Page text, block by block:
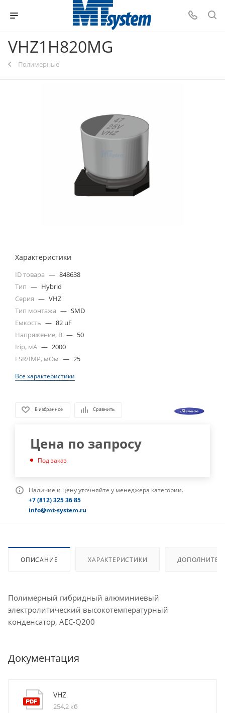
VHZ1H820MG
Полимерные
Характеристики
ID товара — 848638
Тип — Hybrid
Серия — VHZ
Тип монтажа — SMD
Емкость — 82 uF
Напряжение, В — 50
Irip, мА — 2000
ESR/IMP, мОм — 25
Все характеристики
В избранное Сравнить
Цена по запросу
Под заказ
Наличие и цену уточняйте у менеджера категории.
+7 (812) 325 36 85
info@mt-system.ru
ОПИСАНИЕ ХАРАКТЕРИСТИКИ
Полимерный гибридный алюминиевый
электролитический высокотемпературный
конденсатор, AEC-Q200
Документация
VHZ
254,2 кб